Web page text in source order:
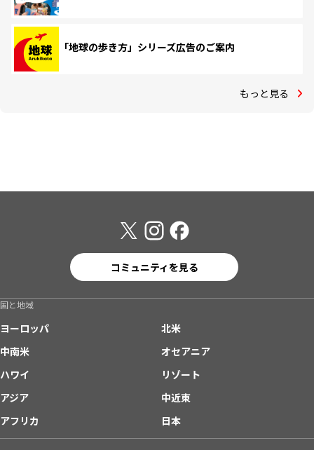
「地球の歩き方」シリーズ広告のご案内
もっと見る
コミュニティを見る
国と地域
ヨーロッパ
北米
中南米
オセアニア
ハワイ
リゾート
アジア
中近東
アフリカ
日本